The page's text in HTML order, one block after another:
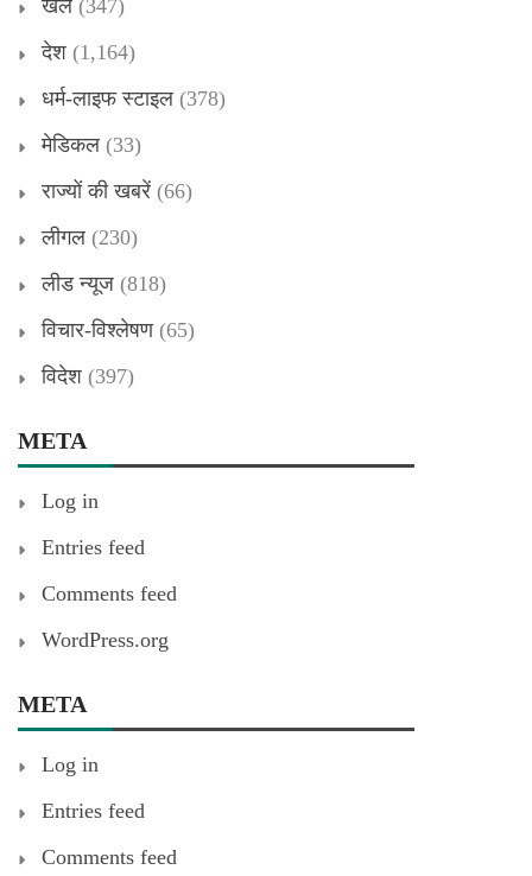
खेल (347)
देश (1,164)
धर्म-लाइफ स्टाइल (378)
मेडिकल (33)
राज्यों की खबरें (66)
लीगल (230)
लीड न्यूज (818)
विचार-विश्लेषण(65)
विदेश (397)
META
Log in
Entries feed
Comments feed
WordPress.org
META
Log in
Entries feed
Comments feed